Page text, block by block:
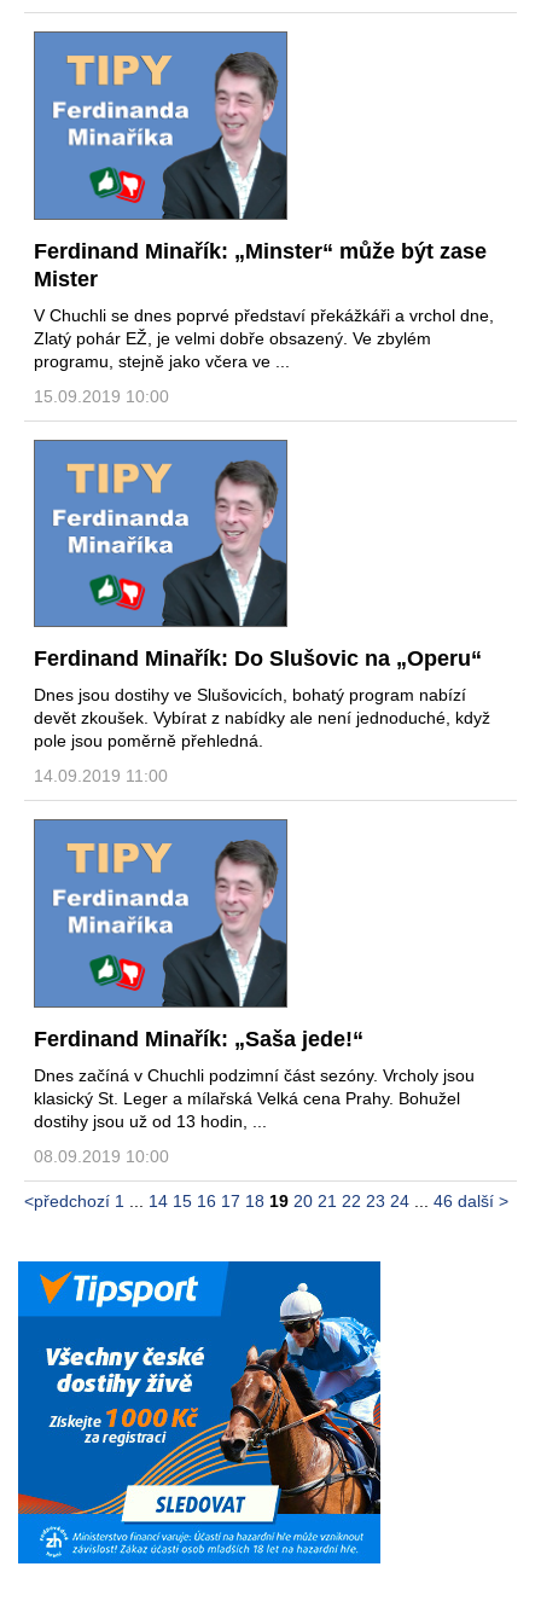
Ferdinand Minařík: „Minster“ může být zase
Mister
V Chuchli se dnes poprvé představí překážkáři a vrchol dne,
Zlatý pohár EŽ, je velmi dobře obsazený. Ve zbylém
programu, stejně jako včera ve ...
15.09.2019 10:00
Ferdinand Minařík: Do Slušovic na „Operu“
Dnes jsou dostihy ve Slušovicích, bohatý program nabízí
devět zkoušek. Vybírat z nabídky ale není jednoduché, když
pole jsou poměrně přehledná.
14.09.2019 11:00
Ferdinand Minařík: „Saša jede!“
Dnes začíná v Chuchli podzimní část sezóny. Vrcholy jsou
klasický St. Leger a mílařská Velká cena Prahy. Bohužel
dostihy jsou už od 13 hodin, ...
08.09.2019 10:00
<předchozí 1 14 15 16 17 18 19 20 21 22 23 24 46 další >